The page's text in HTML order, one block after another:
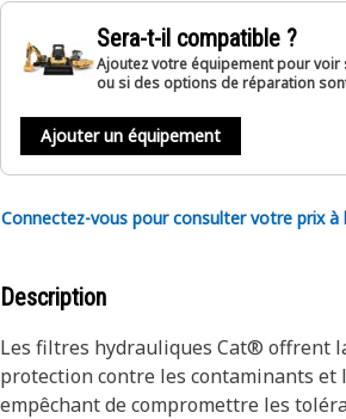
Sera-t-il compatible ?
Ajoutez votre équipement pour voir
ou si des options de réparation
Ajouter un équipement
Connectez-vous pour consulter votre prix
Description
Les filtres hydrauliques Cat® offrent
protection contre les contaminants et
empêchant de compromettre les